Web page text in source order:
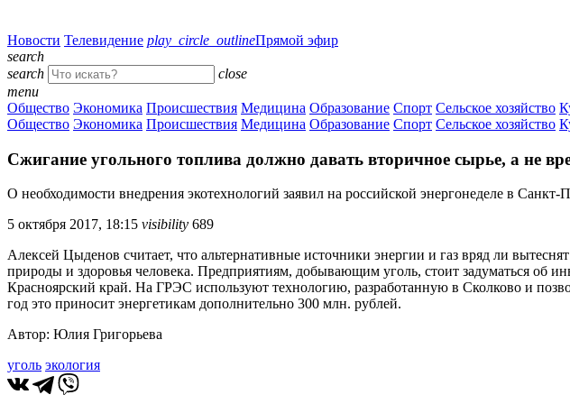
Новости Телевидение play_circle_outlineПрямой эфир
search
search
close
menu
Общество Экономика Происшествия Медицина Образование Спорт Сельское хозяйство
Общество Экономика Происшествия Медицина Образование Спорт Сельское хозяйство
Сжигание угольного топлива должно давать вторичное сырье, а не
О необходимости внедрения экотехнологий заявил на российской энергонеделе в Санкт-
5 октября 2017, 18:15 visibility 689
Алексей Цыденов считает, что альтернативные источники энергии и газ вряд ли
природы и здоровья человека. Предприятиям, добывающим уголь, стоит задуматься об
Красноярский край. На ГРЭС используют технологию, разработанную в Сколково и
год это приносит энергетикам дополнительно 300 млн. рублей.
Автор: Юлия Григорьева
уголь экология